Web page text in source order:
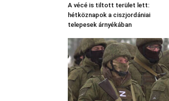
A vécé is tiltott terület lett:
hétköznapok a ciszjordániai
telepesek árnyékában